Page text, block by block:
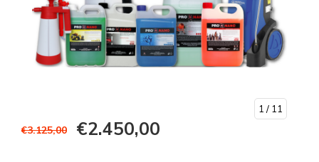
1 / 11
€3.125,00 €2.450,00